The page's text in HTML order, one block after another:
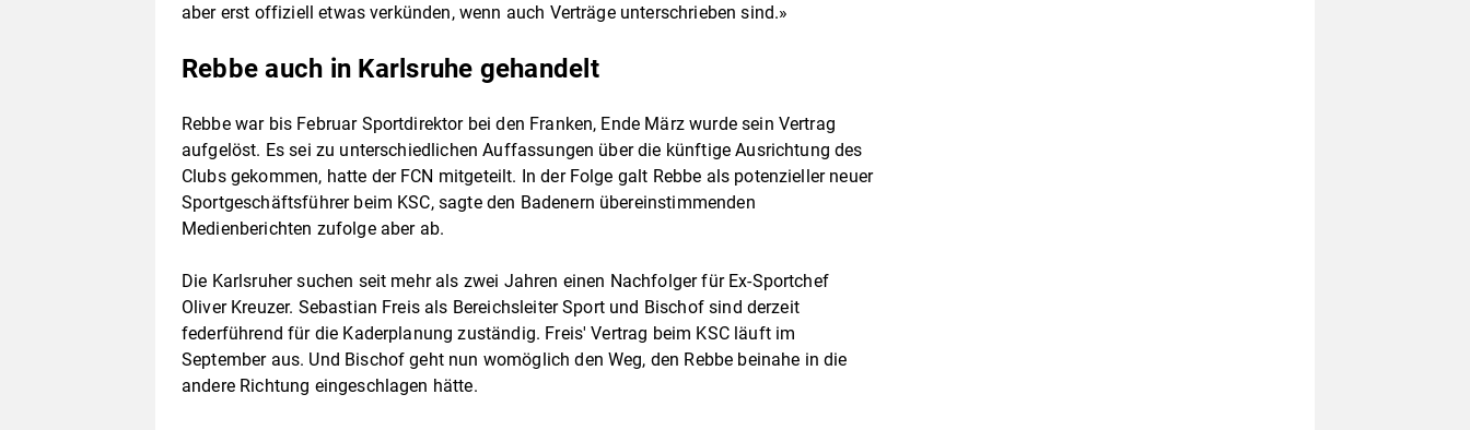
aber erst offiziell etwas verkünden, wenn auch Verträge unterschrieben sind.»
Rebbe auch in Karlsruhe gehandelt
Rebbe war bis Februar Sportdirektor bei den Franken, Ende März wurde sein Vertrag
aufgelöst. Es sei zu unterschiedlichen Auffassungen über die künftige Ausrichtung des
Clubs gekommen, hatte der FCN mitgeteilt. In der Folge galt Rebbe als potenzieller neuer
Sportgeschäftsführer beim KSC, sagte den Badenern übereinstimmenden
Medienberichten zufolge aber ab.
Die Karlsruher suchen seit mehr als zwei Jahren einen Nachfolger für Ex-Sportchef
Oliver Kreuzer. Sebastian Freis als Bereichsleiter Sport und Bischof sind derzeit
federführend für die Kaderplanung zuständig. Freis' Vertrag beim KSC läuft im
September aus. Und Bischof geht nun womöglich den Weg, den Rebbe beinahe in die
andere Richtung eingeschlagen hätte.